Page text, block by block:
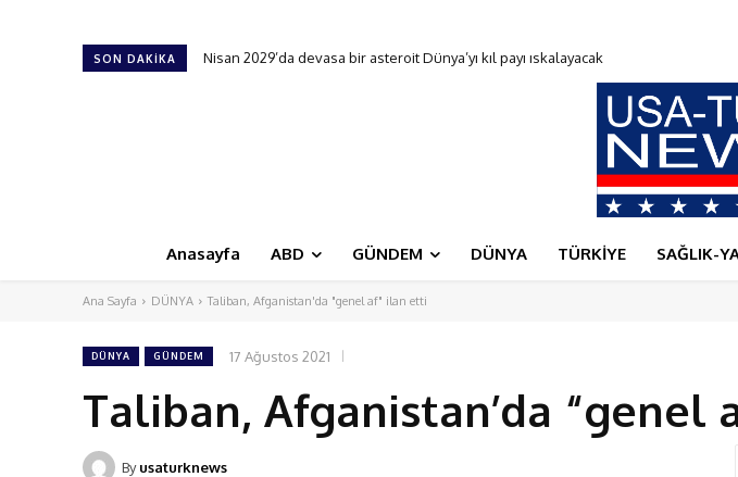
SON DAKIKA Nisan 2029’da devasa bir asteroit Dünya’yı kıl payı ıskalayacak
Yapay zekaya meydan okudu: Çalması için 100 Bitcoin verdi
Anasayfa ABD GÜNDEM DÜNYA TÜRKİYE SAĞLIK-
Ana Sayfa DÜNYA Taliban, Afganistan'da "genel af" ilan etti
DÜNYA GÜNDEM 17 Ağustos 2021
Taliban, Afganistan’da “genel
By usaturknews